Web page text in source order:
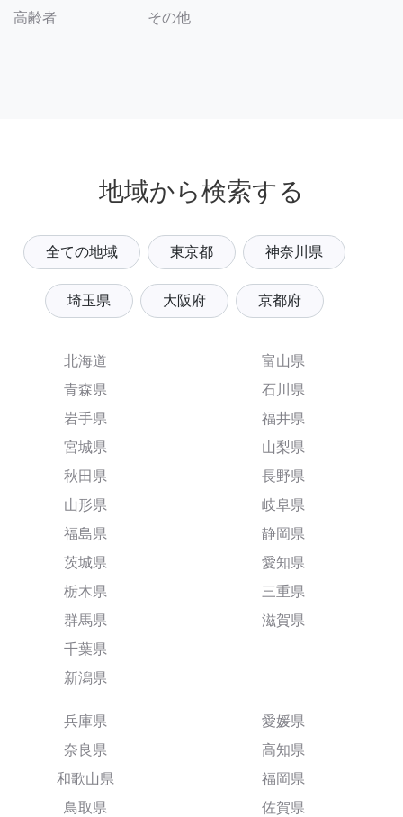
高齢者 その他
地域から検索する
全ての地域 東京都 神奈川県
埼玉県 大阪府 京都府
北海道
青森県
岩手県
宮城県
秋田県
山形県
福島県
茨城県
栃木県
群馬県
千葉県
新潟県
富山県
石川県
福井県
山梨県
長野県
岐阜県
静岡県
愛知県
三重県
滋賀県
兵庫県
奈良県
和歌山県
鳥取県
愛媛県
高知県
福岡県
佐賀県